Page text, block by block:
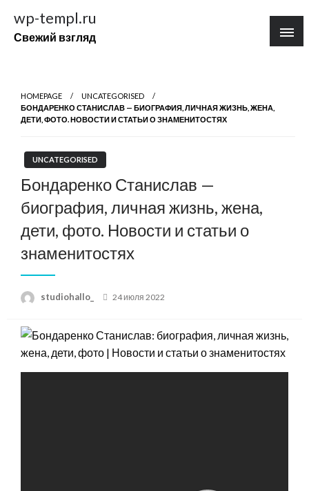
содержимому
wp-templ.ru
Свежий взгляд
HOMEPAGE
UNCATEGORISED
БОНДАРЕНКО СТАНИСЛАВ — БИОГРАФИЯ, ЛИЧНАЯ ЖИЗНЬ, ЖЕНА,
ДЕТИ, ФОТО. НОВОСТИ И СТАТЬИ О ЗНАМЕНИТОСТЯХ
UNCATEGORISED
Бондаренко Станислав —
биография, личная жизнь, жена,
дети, фото. Новости и статьи о
знаменитостях
studiohallo_
Posted
24 июля 2022